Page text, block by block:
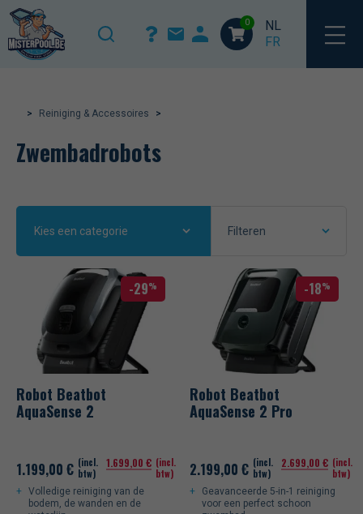
0
NL
FR
Home/
> Reiniging & Accessoires >
Zwembadrobots
Kies een categorie Filteren
-29%
Robot Beatbot
AquaSense 2
1.199,00 € (incl.
btw)
1.699,00 € (incl.
btw)
Volledige reiniging van de
bodem, de wanden en de
-18%
Robot Beatbot
AquaSense 2 Pro
2.199,00 € (incl.
btw)
2.699,00 € (incl.
btw)
Geavanceerde 5-in-1 reiniging
voor een perfect schoon